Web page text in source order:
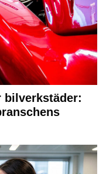
bilverkstäder: